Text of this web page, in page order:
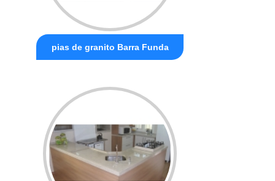
pias de granito Barra Funda